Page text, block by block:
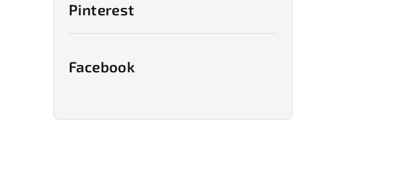
Pinterest
Facebook